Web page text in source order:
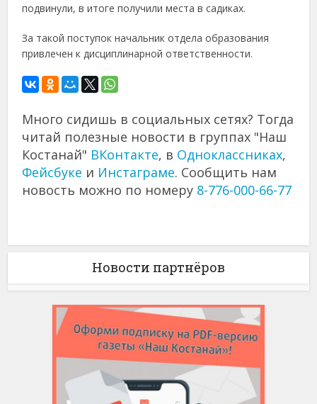
подвинули, в итоге получили места в садиках.
За такой поступок начальник отдела образования
привлечен к дисциплинарной ответственности.
Много сидишь в социальных сетях? Тогда
читай полезные новости в группах "Наш
Костанай" ВКонтакте, в Одноклассниках,
Фейсбуке и Инстаграме. Сообщить нам
новость можно по номеру 8-776-000-66-77
Новости партнёров